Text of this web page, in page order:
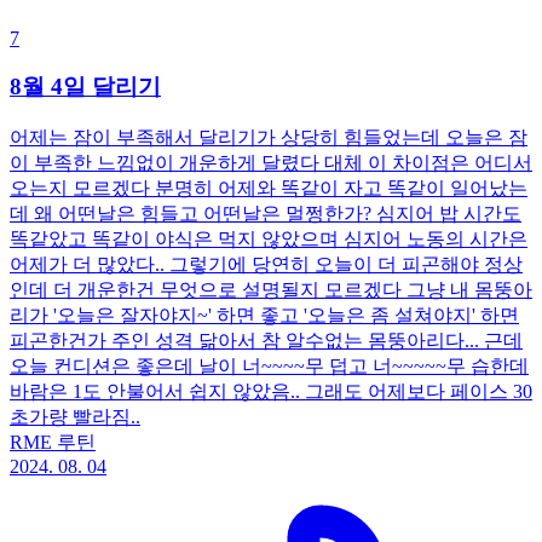
7
8월 4일 달리기
어제는 잠이 부족해서 달리기가 상당히 힘들었는데 오늘은 잠
이 부족한 느낌없이 개운하게 달렸다 대체 이 차이점은 어디서
오는지 모르겠다 분명히 어제와 똑같이 자고 똑같이 일어났는
데 왜 어떤날은 힘들고 어떤날은 멀쩡한가? 심지어 밥 시간도
똑같았고 똑같이 야식은 먹지 않았으며 심지어 노동의 시간은
어제가 더 많았다.. 그렇기에 당연히 오늘이 더 피곤해야 정상
인데 더 개운한건 무엇으로 설명될지 모르겠다 그냥 내 몸뚱아
리가 '오늘은 잘자야지~' 하면 좋고 '오늘은 좀 설쳐야지' 하면
피곤한건가 주인 성격 닮아서 참 알수없는 몸뚱아리다... 근데
오늘 컨디션은 좋은데 날이 너~~~~무 덥고 너~~~~~무 습한데
바람은 1도 안불어서 쉽지 않았음.. 그래도 어제보다 페이스 30
초가량 빨라짐..
RME 루틴
2024. 08. 04